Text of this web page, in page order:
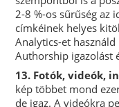
2-8 %-os sűrűség az
címkéinek helyes
Analytics-et
Authorship igazolást
13. Fotók, videók,
képtöbbet mond
de igaz. A videókra